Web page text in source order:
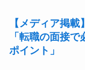
【メディア掲
「転職の面接
ポイント」